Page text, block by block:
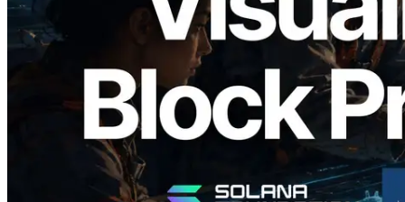
Analyzer — แสดงเวลาการผลิตบล็อก
ระดับ slot และบาลิเดเตอร์ที่รับผิดชอบ